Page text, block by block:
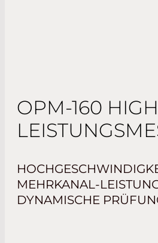
OPM-160
MEHRKANAL-
DYNAMISCHE